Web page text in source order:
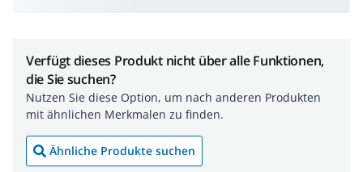
Verfügt dieses Produkt nicht über alle Funktionen,
die Sie suchen?
Nutzen Sie diese Option, um nach anderen Produkten
mit ähnlichen Merkmalen zu finden.
Ähnliche Produkte suchen